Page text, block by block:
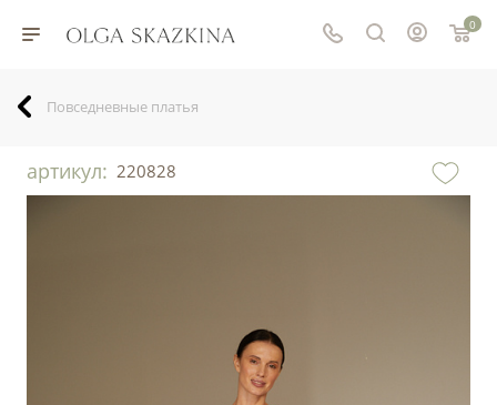
0
Повседневные платья
артикул: 220828